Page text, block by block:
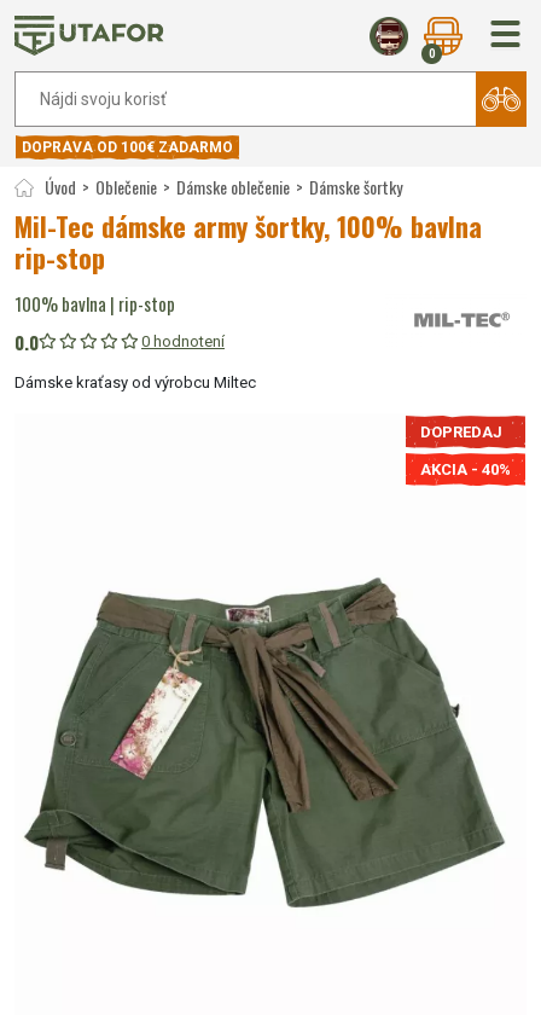
0
DOPRAVA OD 100€ ZADARMO
Úvod Oblečenie Dámske oblečenie Dámske šortky
Mil-Tec dámske army šortky, 100% bavlna
rip-stop
100% bavlna | rip-stop
0.0
0 hodnotení
Dámske kraťasy od výrobcu Miltec
DOPREDAJ
AKCIA - 40%